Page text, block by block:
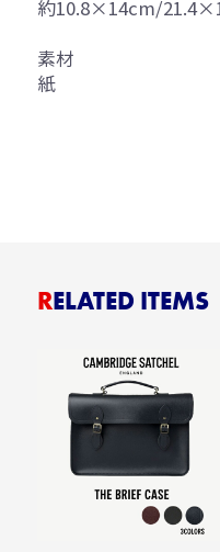
約10.8×14cm/
素材
紙
RELATED ITEMS